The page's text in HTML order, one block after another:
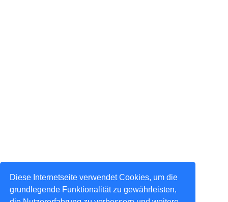
Diese Internetseite verwendet Cookies, um die
grundlegende Funktionalität zu gewährleisten,